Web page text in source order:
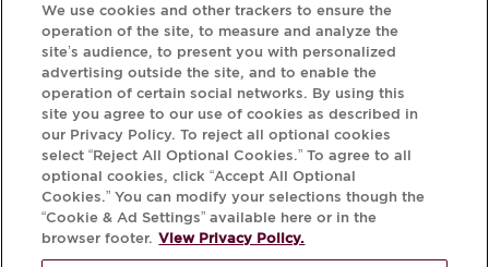
Scarichi l'app Krug e scopra la storia che si nasconde dietro
la sua bottiglia tramite il Krug iD.
We use cookies and other trackers to ensure the
operation of the site, to measure and analyze the
site’s audience, to present you with personalized
advertising outside the site, and to enable the
operation of certain social networks. By using this
site you agree to our use of cookies as described in
our Privacy Policy. To reject all optional cookies
select “Reject All Optional Cookies.” To agree to all
optional cookies, click “Accept All Optional
Cookies.” You can modify your selections though the
“Cookie & Ad Settings” available here or in the
browser footer. View Privacy Policy.